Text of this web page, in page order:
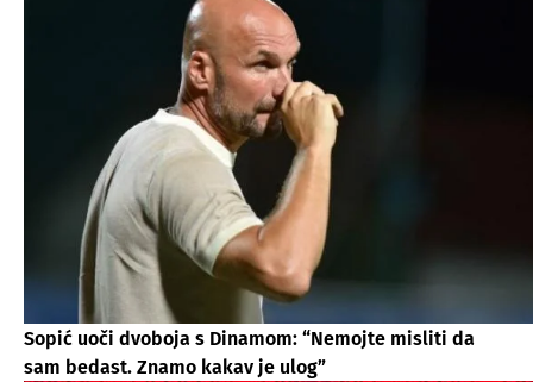
Sopić uoči dvoboja s Dinamom: “Nemojte misliti da
sam bedast. Znamo kakav je ulog”